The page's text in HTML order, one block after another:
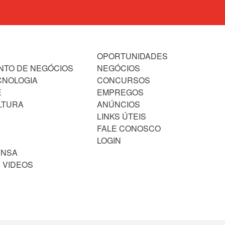
DE NEGÓCIOS
OPORTUNIDADES
NEGÓCIOS
CONCURSOS
EMPREGOS
ANÚNCIOS
LINKS ÚTEIS
FALE CONOSCO
LOGIN